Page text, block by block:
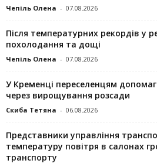
Чепіль Олена - 07.08.2026
Після температурних рекордів у
похолодання та дощі
Чепіль Олена - 07.08.2026
У Кременці переселенцям
через вирощування розсади
Скиба Тетяна - 06.08.2026
Представники управління
температуру повітря в салонах
транспорту